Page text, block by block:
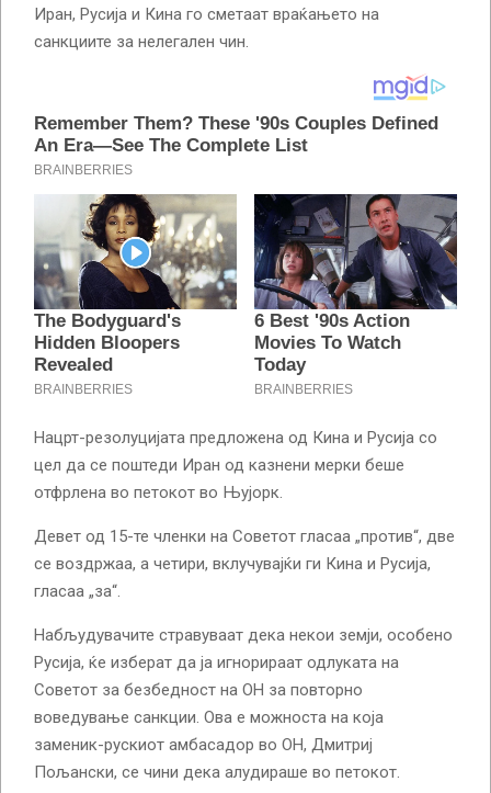
Иран, Русија и Кина го сметаат враќањето на
санкциите за нелегален чин.
Нацрт-резолуцијата предложена од Кина и Русија со
цел да се поштеди Иран од казнени мерки беше
отфрлена во петокот во Њујорк.
Девет од 15-те членки на Советот гласаа „против“, две
се воздржаа, а четири, вклучувајќи ги Кина и Русија,
гласаа „за“.
Набљудувачите стравуваат дека некои земји, особено
Русија, ќе изберат да ја игнорираат одлуката на
Советот за безбедност на ОН за повторно
воведување санкции. Ова е можноста на која
заменик-рускиот амбасадор во ОН, Дмитриј
Пољански, се чини дека алудираше во петокот.